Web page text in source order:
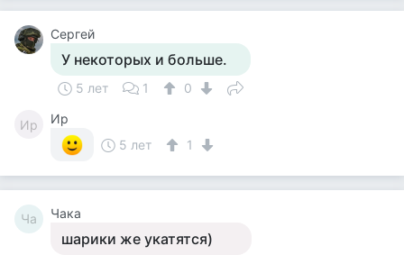
Сергей
У некоторых и больше.
5 лет 1 0
Ир
Ир
5 лет
1
Ча Чака
шарики же укатятся)